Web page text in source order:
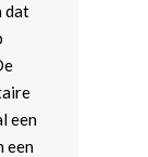
dat
een
een